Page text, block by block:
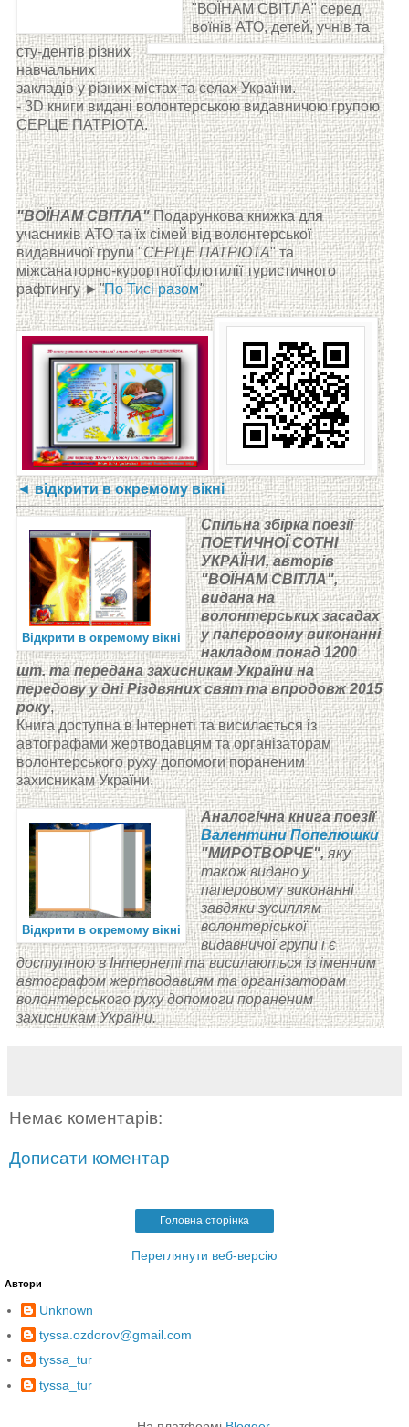
"ВОЇНАМ СВІТЛА" серед
воїнів АТО, детей, учнів та
сту-дентів різних
навчальних
закладів у різнихмістах та селах України.
- 3D книги видані волонтерською видавничою групою
СЕРЦЕ ПАТРІОТА.
"ВОЇНАМ СВІТЛА" Подарункова книжка для
учасників АТО та їх сімейвід волонтерської
видавничої групи "СЕРЦЕ ПАТРІОТА"та
міжсанаторно-курортної флотилії туристичного
рафтингу►"По Тисі разом"
◄відкрити в окремому вікні
Відкрити в окремому вікні
Спільна збірка поезії
ПОЕТИЧНОЇ СОТНІ
УКРАЇНИ, авторів
"ВОЇНАМ СВІТЛА",
видана на
волонтерських засадах
у паперовому виконанні
накладом понад 1200
шт. та передана захисникам України на
передову у дні Різдвяних свят та впродовж 2015
року,
Книга доступна в Інтернеті та висилається із
автографами жертводавцям та організаторам
волонтерського руху допомоги пораненим
захисникам України.
Відкрити в окремому вікні
Аналогічна книга поезії
Валентини Попелюшки
"МИРОТВОРЧЕ",яку
також видано у
паперовому виконанні
завдяки зусиллям
волонтеріської
видавничої групи і є
доступною в Інтернеті та висилаються із іменним
автографом жертводавцям та організаторам
волонтерського руху допомоги пораненим
захисникам України.
Немає коментарів:
Дописати коментар
Головна сторінка
Переглянути веб-версію
Автори
Unknown
tyssa.ozdorov@gmail.com
tyssa_tur
tyssa_tur